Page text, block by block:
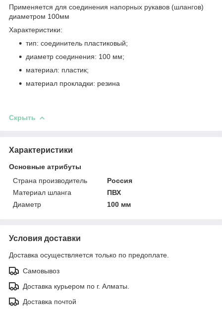
Применяется для соединения напорных рукавов (шлангов)
диаметром 100мм
Характеристики:
тип: соединитель пластиковый;
диаметр соединения: 100 мм;
материал: пластик;
материал прокладки: резина
Скрыть
Характеристики
Основные атрибуты
Страна производитель
Россия
Материал шланга
ПВХ
Диаметр
100 мм
Условия доставки
Доставка осуществляется только по предоплате.
Самовывоз
Доставка курьером по г. Алматы.
Доставка почтой